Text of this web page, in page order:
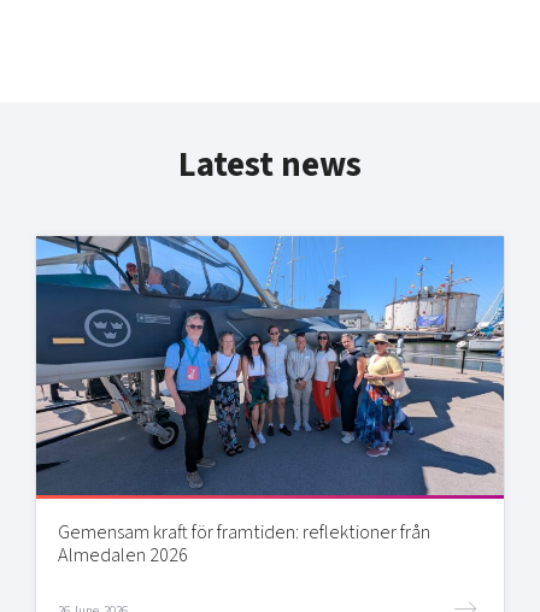
Latest news
Gemensam kraft för framtiden: reflektioner från
Almedalen 2026